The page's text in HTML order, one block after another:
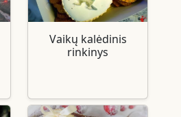
Vaikų kalėdinis
rinkinys